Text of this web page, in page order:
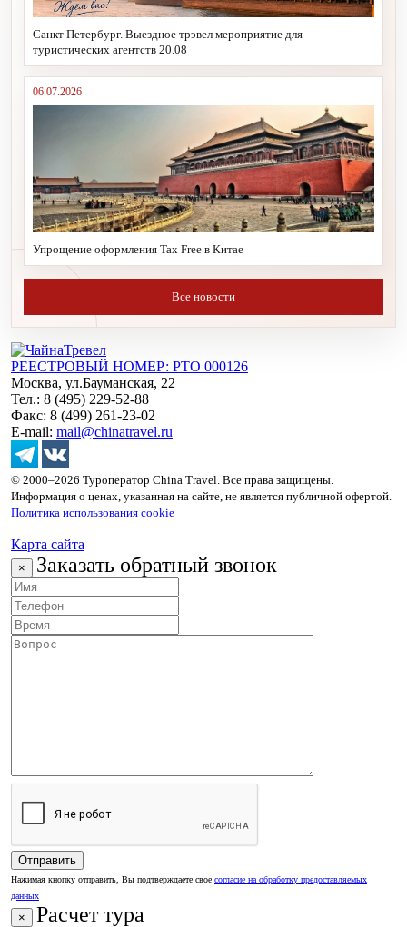
Санкт Петербург. Выездное трэвел мероприятие для
туристических агентств 20.08
06.07.2026
Упрощение оформления Tax Free в Китае
Все новости
РЕЕСТРОВЫЙ НОМЕР: РТО 000126
Москва, ул.Бауманская, 22
Тел.: 8 (495) 229-52-88
Факс: 8 (499) 261-23-02
E-mail: mail@chinatravel.ru
© 2000–2026 Туроператор China Travel. Все права защищены.
Информация о ценах, указанная на сайте, не является публичной офертой.
Политика использования cookie
Карта сайта
× Заказать обратный звонок
Нажимая кнопку отправить, Вы подтверждаете свое согласие на обработку предоставляемых
данных
× Расчет тура